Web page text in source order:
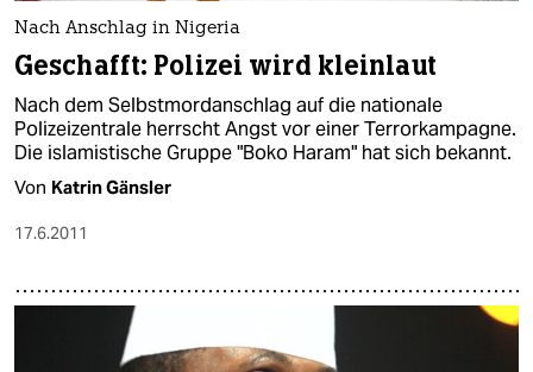
Nach Anschlag in Nigeria
Geschafft: Polizei wird kleinlaut
Nach dem Selbstmordanschlag auf die nationale
Polizeizentrale herrscht Angst vor einer Terrorkampagne.
Die islamistische Gruppe "Boko Haram" hat sich bekannt.
Von Katrin Gänsler
17.6.2011